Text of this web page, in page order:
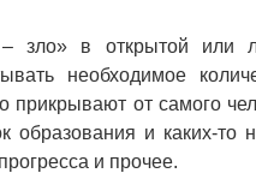
– зло» в открытой или
необходимое
прикрывают от самого
образования и каких-то
и прочее.